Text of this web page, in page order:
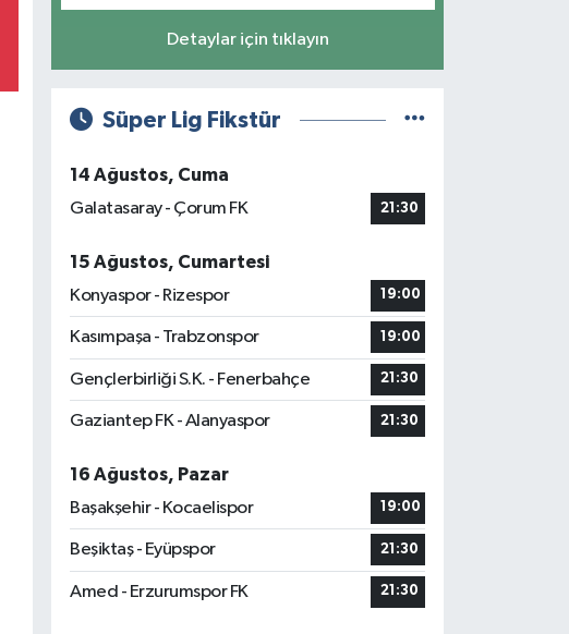
Detaylar için tıklayın
Süper Lig Fikstür
14 Ağustos, Cuma
Galatasaray - Çorum FK
21:30
15 Ağustos, Cumartesi
Konyaspor - Rizespor
19:00
Kasımpaşa - Trabzonspor 19:00
Gençlerbirliği S.K. - Fenerbahçe 21:30
Gaziantep FK - Alanyaspor 21:30
16 Ağustos, Pazar
Başakşehir - Kocaelispor
19:00
Beşiktaş - Eyüpspor 21:30
Amed - Erzurumspor FK 21:30